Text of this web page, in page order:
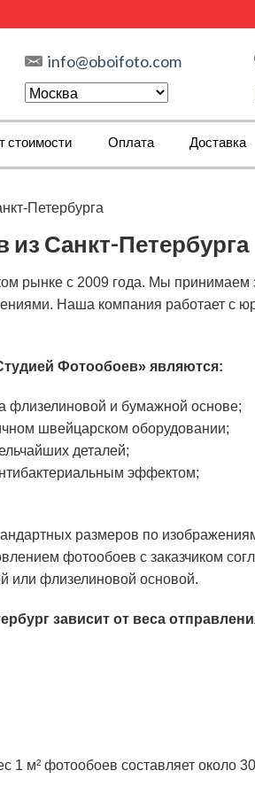
info@oboifoto.com
стоимости Оплата Доставка
Петербурга
из Санкт-Петербурга
рынке с 2009 года. Мы принимаем
Наша компания работает с
Фотообоев» являются:
флизелиновой и бумажной основе;
швейцарском оборудовании;
деталей;
эффектом;
размеров по
фотообоев с заказчиком
или флизелиновой основой.
зависит от веса
1 м² фотообоев составляет около